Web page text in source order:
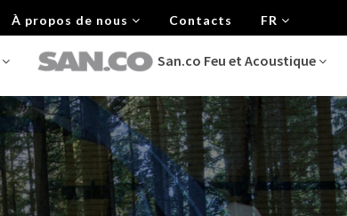
À propos de nous Contacts FR
San.co Feu et Acoustique